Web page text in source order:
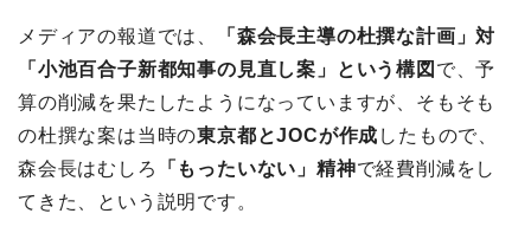
メディアの報道では、
「森会長主導の杜撰な計画」対
「小池百合子新都知事の見直し案」という構図 で、予
算の削減を果たしたようになっていますが、そもそも
の杜撰な案は当時の東京都とJOCが作成 したもので、
森会長はむしろ
「もったいない」精神で経費削減をし
てきた、という説明です。